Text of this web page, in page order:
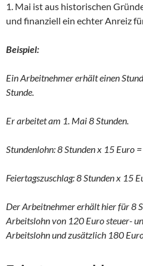
1. Mai ist aus historischen
und finanziell ein echter Anreiz
Beispiel:
Ein Arbeitnehmer erhält einen
Stunde.
Er arbeitet am 1. Mai 8 Stunden.
Stundenlohn: 8 Stunden x 15 Euro
Feiertagszuschlag: 8 Stunden x 15
Der Arbeitnehmer erhält hier für 8
Arbeitslohn von 120 Euro steuer-
Arbeitslohn und zusätzlich 180